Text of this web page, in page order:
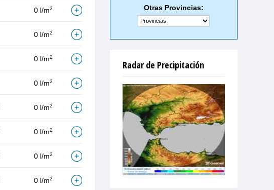
0 l/m2
0 l/m2
0 l/m2
0 l/m2
0 l/m2
0 l/m2
0 l/m2
0 l/m2
Otras Provincias:
Radar de Precipitación